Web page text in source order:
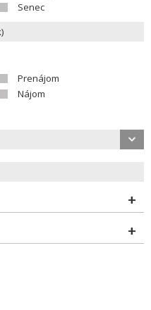
Senec
Prenájom
Nájom